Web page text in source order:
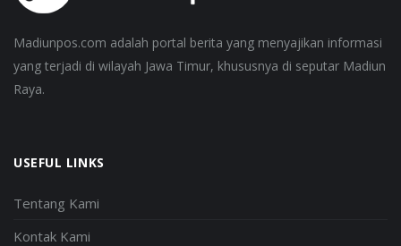
Madiunpos.com adalah portal berita yang menyajikan informasi
yang terjadi di wilayah Jawa Timur, khususnya di seputar Madiun
Raya.
USEFUL LINKS
Tentang Kami
Kontak Kami